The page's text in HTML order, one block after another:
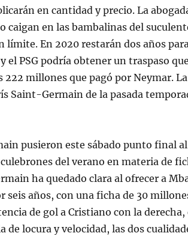
en cantidad y precio. La
caigan en las bambalinas del
límite. En 2020 restarán dos años
PSG podría obtener un traspaso
222 millones que pagó por Neymar.
Saint-Germain de la pasada
pusieron este sábado punto final
del verano en materia de
ha quedado clara al ofrecer a
años, con una ficha de 30
de gol a Cristiano con la
de locura y velocidad, las dos